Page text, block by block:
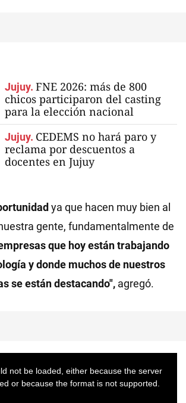
Jujuy. FNE 2026: más de 800
chicos participaron del casting
para la elección nacional
Jujuy. CEDEMS no hará paro y
reclama por descuentos a
docentes en Jujuy
ya que hacen muy bien al
gente, fundamentalmente de
que hoy están trabajando
y donde muchos de nuestros
se están destacando", agregó.